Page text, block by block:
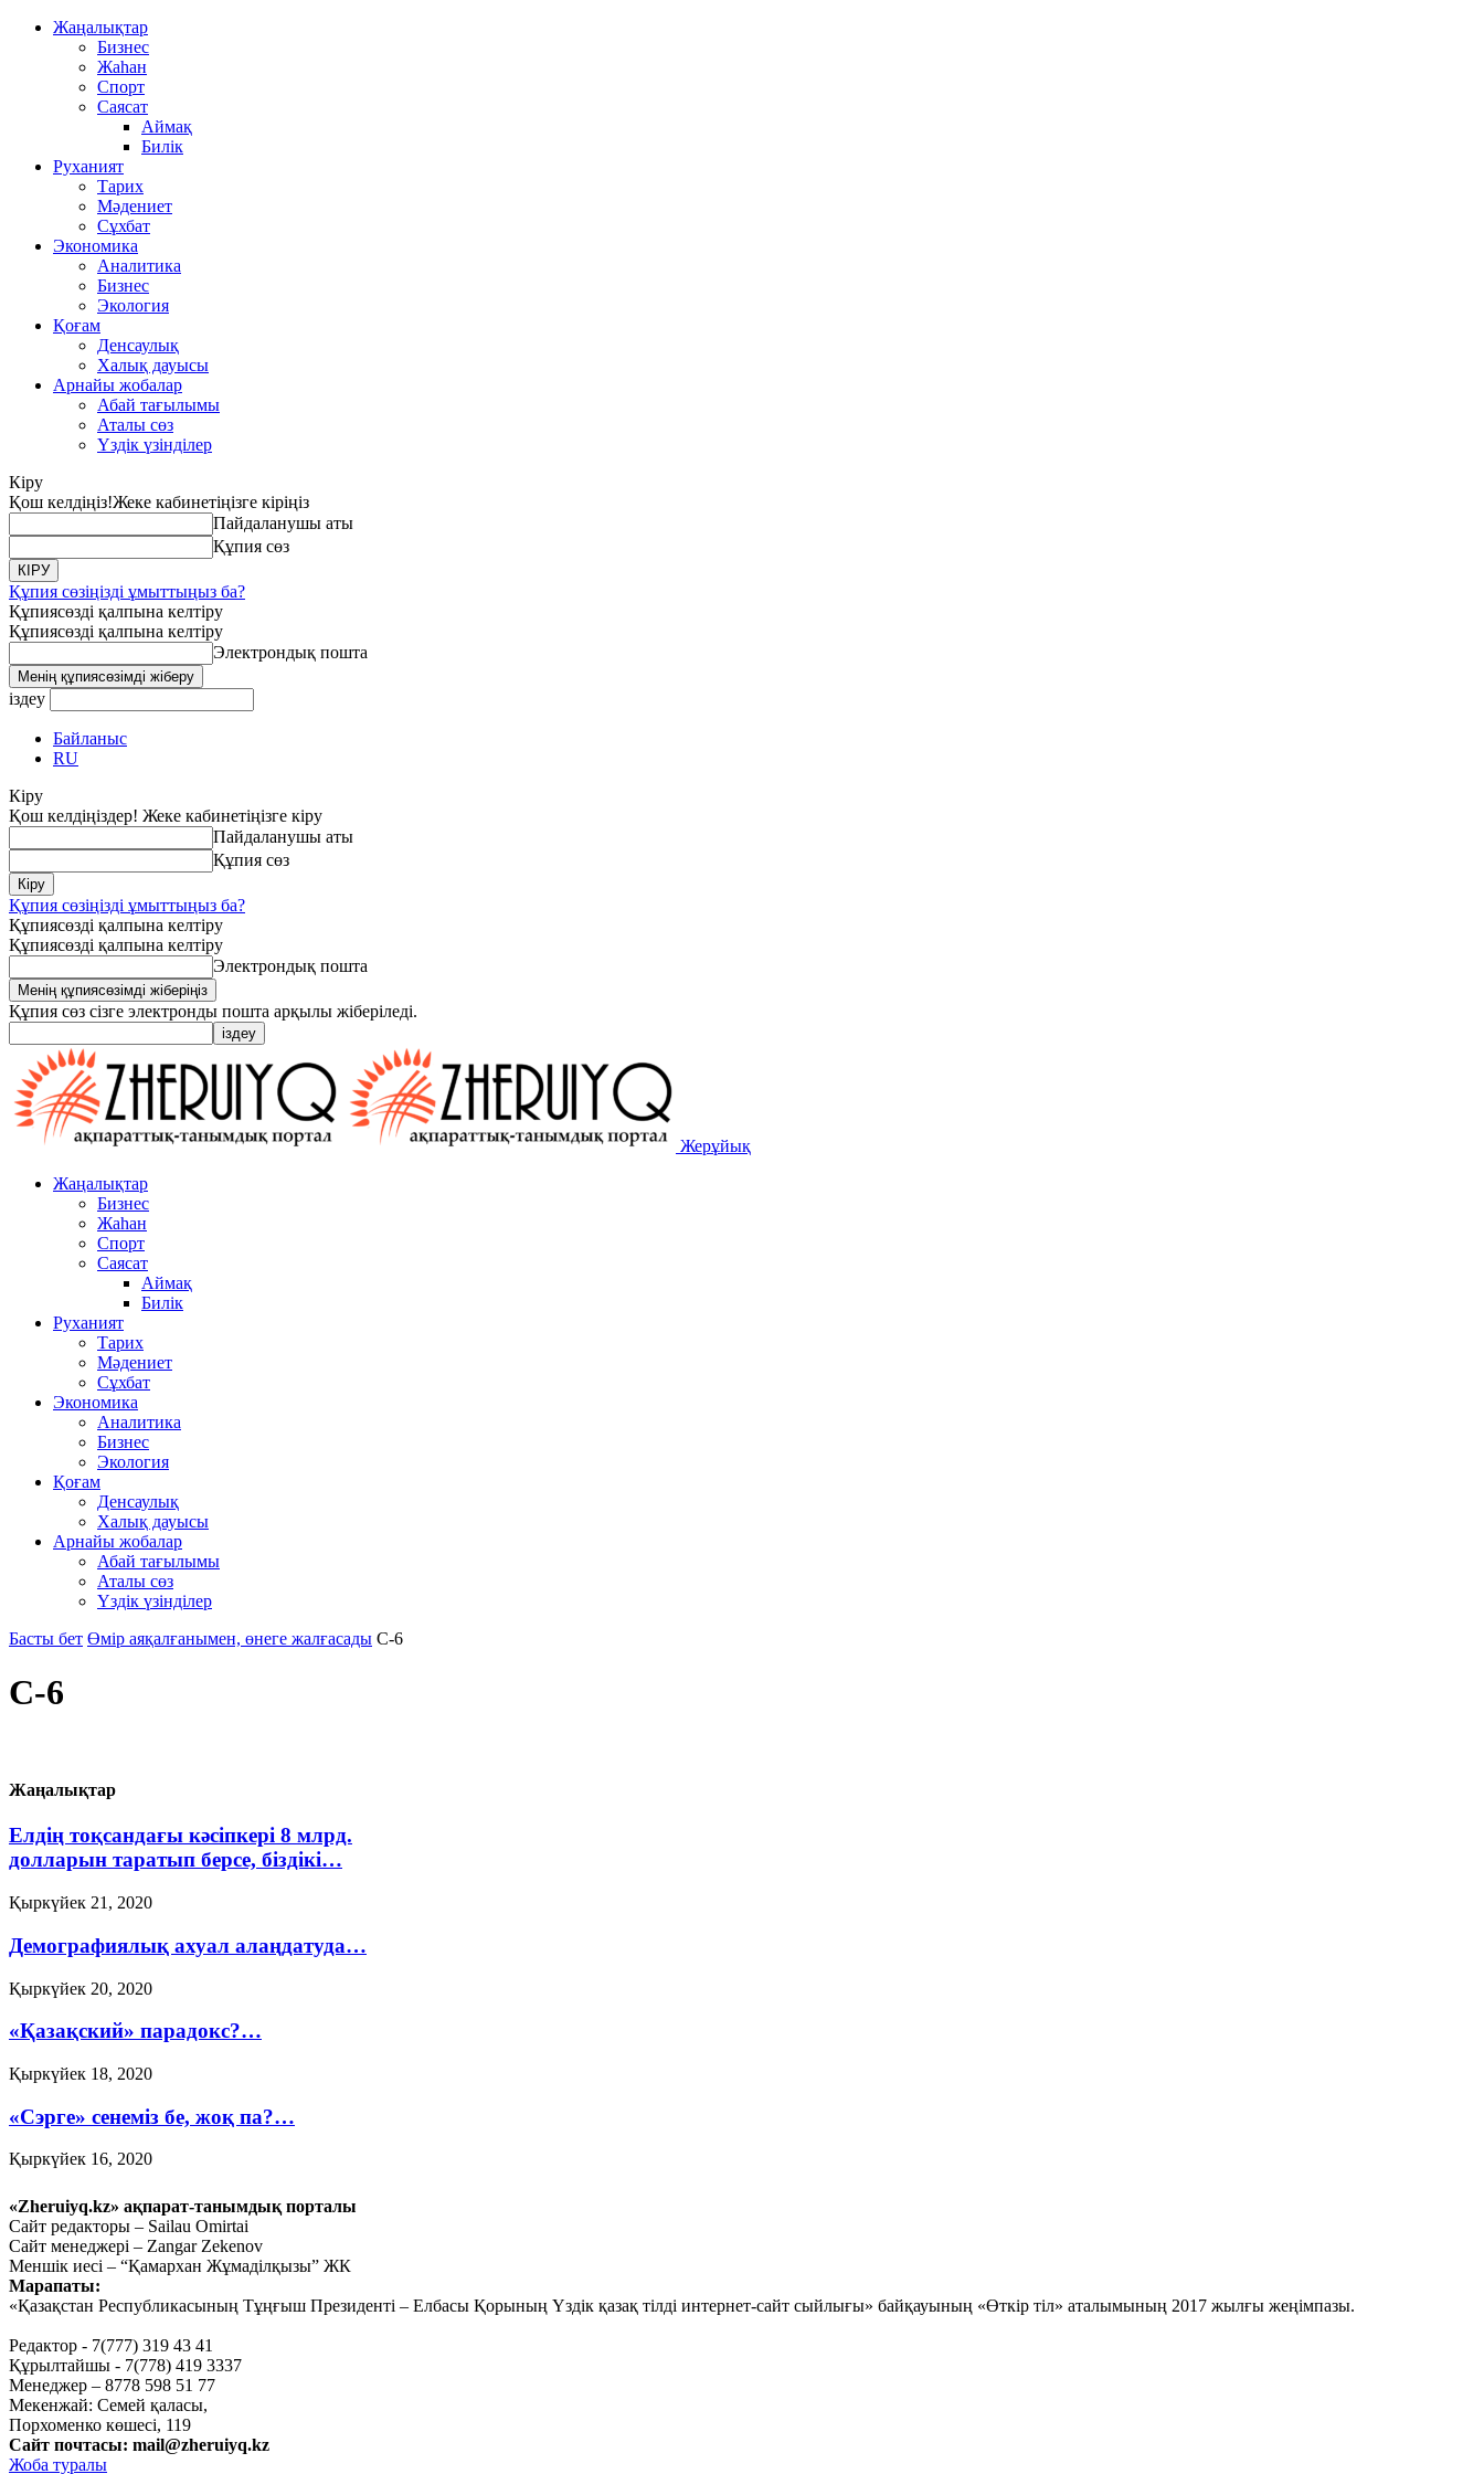
Жаңалықтар
Бизнес
Жаһан
Спорт
Саясат
Аймақ
Билік
Руханият
Тарих
Мәдениет
Сұхбат
Экономика
Аналитика
Бизнес
Экология
Қоғам
Денсаулық
Халық дауысы
Арнайы жобалар
Абай тағылымы
Аталы сөз
Үздік үзінділер
Кіру
Қош келдіңіз!Жеке кабинетіңізге кіріңіз
Пайдаланушы аты
Құпия сөз
Құпия сөзіңізді ұмыттыңыз ба?
Құпиясөзді қалпына келтіру
Құпиясөзді қалпына келтіру
Электрондық пошта
іздеу
Байланыс
RU
Кіру
Қош келдіңіздер! Жеке кабинетіңізге кіру
Пайдаланушы аты
Құпия сөз
Құпия сөзіңізді ұмыттыңыз ба?
Құпиясөзді қалпына келтіру
Құпиясөзді қалпына келтіру
Электрондық пошта
Құпия сөз сізге электронды пошта арқылы жіберіледі.
Жерұйық
Жаңалықтар
Бизнес
Жаһан
Спорт
Саясат
Аймақ
Билік
Руханият
Тарих
Мәдениет
Сұхбат
Экономика
Аналитика
Бизнес
Экология
Қоғам
Денсаулық
Халық дауысы
Арнайы жобалар
Абай тағылымы
Аталы сөз
Үздік үзінділер
Басты бет Өмір аяқалғанымен, өнеге жалғасады С-6
С-6
Жаңалықтар
Елдің тоқсандағы кәсіпкері 8 млрд.
долларын таратып берсе, біздікі…
Қыркүйек 21, 2020
Демографиялық ахуал алаңдатуда…
Қыркүйек 20, 2020
«Қазақский» парадокс?…
Қыркүйек 18, 2020
«Сэрге» сенеміз бе, жоқ па?…
Қыркүйек 16, 2020
Ауыл шаруашылығын
дамытпай, бәсекеге қабілетті
экономика құру мүмкін емес
Қыркүйек 15, 2020
Тағы оқу
«Zheruiyq.kz» ақпарат-танымдық порталы
Сайт редакторы – Sailau Omirtai
Сайт менеджері – Zangar Zekenov
Меншік иесі – “Қамархан Жұмаділқызы” ЖК
Марапаты:
«Қазақстан Республикасының Тұңғыш Президенті – Елбасы Қорының Үздік қазақ тілді интернет-сайт сыйлығы» байқауының «Өткір тіл» аталымының 2017 жылғы жеңімпазы.
Редактор - 7(777) 319 43 41
Құрылтайшы - 7(778) 419 3337
Менеджер – 8778 598 51 77
Мекенжай: Семей қаласы,
Порхоменко көшесі, 119
Сайт почтасы: mail@zheruiyq.kz
Жоба туралы